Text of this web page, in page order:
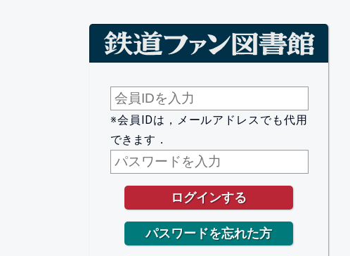
※会員IDは，メールアドレスでも代用
できます．